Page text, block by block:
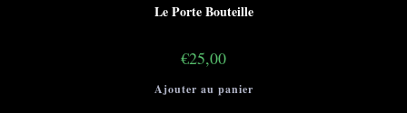
Le Porte Bouteille
€25,00
Ajouter au panier